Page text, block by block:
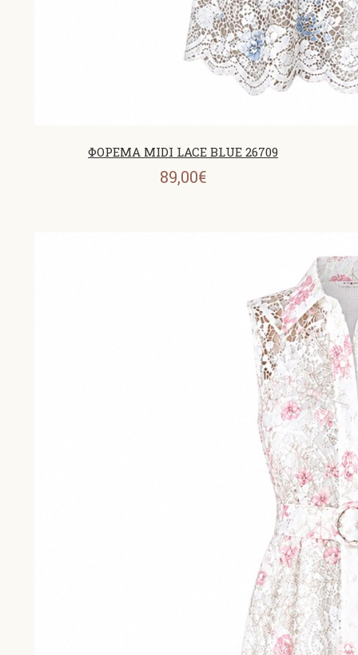
ΦΟΡΕΜΑ MIDI LACE BLUE 26709
89,00€